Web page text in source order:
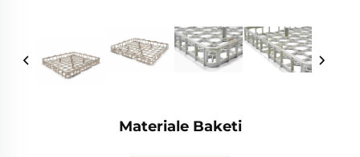
Materiale Baketi